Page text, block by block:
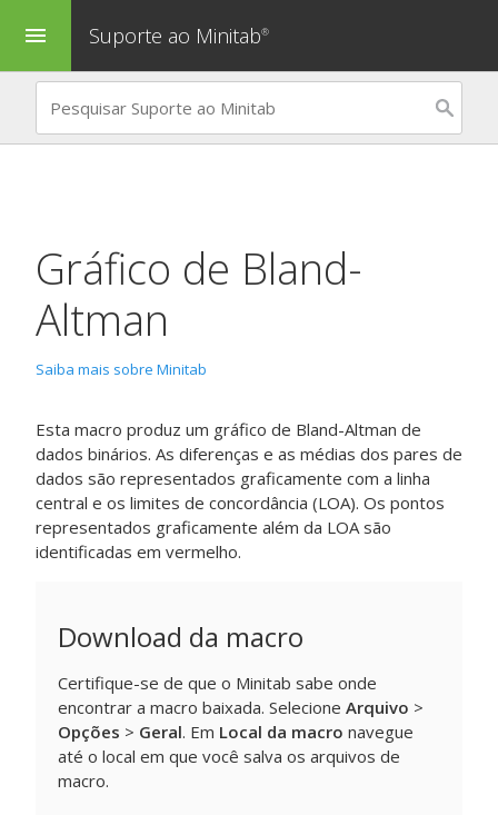
menu Suporte ao Minitab®
Gráfico de Bland-
Altman
Saiba mais sobre Minitab
Esta macro produz um gráfico de Bland-Altman de
dados binários. As diferenças e as médias dos pares de
dados são representados graficamente com a linha
central e os limites de concordância (LOA). Os pontos
representados graficamente além da LOA são
identificadas em vermelho.
Download da macro
Certifique-se de que o Minitab sabe onde
encontrar a macro baixada. Selecione Arquivo >
Opções > Geral. Em Local da macro navegue
até o local em que você salva os arquivos de
macro.